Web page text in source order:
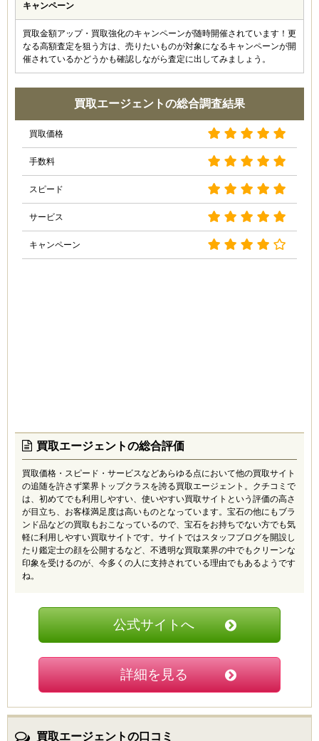
キャンペーン
買取金額アップ・買取強化のキャンペーンが随時開催されています！更
なる高額査定を狙う方は、売りたいものが対象になるキャンペーンが開
催されているかどうかも確認しながら査定に出してみましょう。
買取エージェントの総合調査結果
買取価格
手数料
スピード
サービス
キャンペーン
買取エージェントの総合評価
買取価格・スピード・サービスなどあらゆる点において他の買取サイト
の追随を許さず業界トップクラスを誇る買取エージェント。クチコミで
は、初めてでも利用しやすい、使いやすい買取サイトという評価の高さ
が目立ち、お客様満足度は高いものとなっています。宝石の他にもブラ
ンド品などの買取もおこなっているので、宝石をお持ちでない方でも気
軽に利用しやすい買取サイトです。サイトではスタッフブログを開設し
たり鑑定士の顔を公開するなど、不透明な買取業界の中でもクリーンな
印象を受けるのが、今多くの人に支持されている理由でもあるようです
ね。
公式サイトへ
詳細を見る
買取エージェントの口コミ